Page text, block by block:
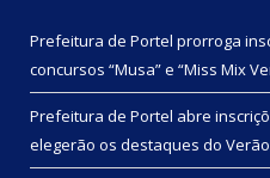
Prefeitura de Portel prorroga
concursos “Musa” e “Miss Mix
Prefeitura de Portel abre
elegerão os destaques do